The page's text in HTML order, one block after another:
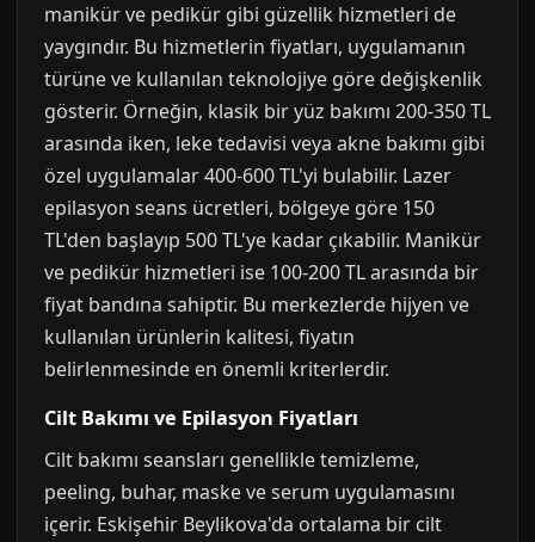
manikür ve pedikür gibi güzellik hizmetleri de
yaygındır. Bu hizmetlerin fiyatları, uygulamanın
türüne ve kullanılan teknolojiye göre değişkenlik
gösterir. Örneğin, klasik bir yüz bakımı 200-350 TL
arasında iken, leke tedavisi veya akne bakımı gibi
özel uygulamalar 400-600 TL'yi bulabilir. Lazer
epilasyon seans ücretleri, bölgeye göre 150
TL'den başlayıp 500 TL'ye kadar çıkabilir. Manikür
ve pedikür hizmetleri ise 100-200 TL arasında bir
fiyat bandına sahiptir. Bu merkezlerde hijyen ve
kullanılan ürünlerin kalitesi, fiyatın
belirlenmesinde en önemli kriterlerdir.
Cilt Bakımı ve Epilasyon Fiyatları
Cilt bakımı seansları genellikle temizleme,
peeling, buhar, maske ve serum uygulamasını
içerir. Eskişehir Beylikova'da ortalama bir cilt